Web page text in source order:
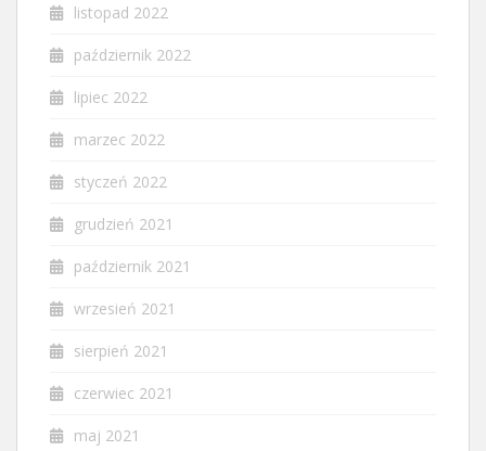
listopad 2022
październik 2022
lipiec 2022
marzec 2022
styczeń 2022
grudzień 2021
październik 2021
wrzesień 2021
sierpień 2021
czerwiec 2021
maj 2021